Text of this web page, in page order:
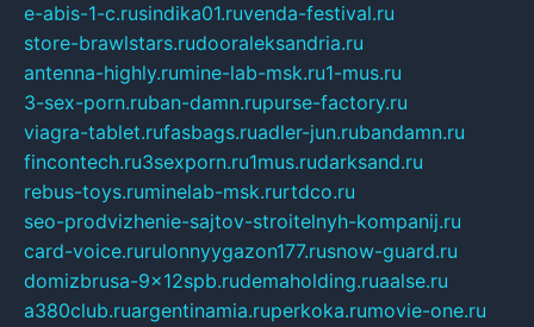
e-abis-1-c.rusindika01.ruvenda-festival.ru
store-brawlstars.rudooraleksandria.ru
antenna-highly.rumine-lab-msk.ru1-mus.ru
3-sex-porn.ruban-damn.rupurse-factory.ru
viagra-tablet.rufasbags.ruadler-jun.rubandamn.ru
fincontech.ru3sexporn.ru1mus.rudarksand.ru
rebus-toys.ruminelab-msk.rurtdco.ru
seo-prodvizhenie-sajtov-stroitelnyh-kompanij.ru
card-voice.rurulonnyygazon177.rusnow-guard.ru
domizbrusa-9x12spb.rudemaholding.ruaalse.ru
a380club.ruargentinamia.ruperkoka.rumovie-one.ru